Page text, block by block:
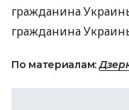
гражданина
гражданина
По материалам: